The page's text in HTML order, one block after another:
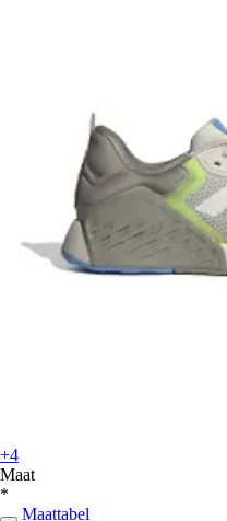
+4
Maat
*
Maattabel